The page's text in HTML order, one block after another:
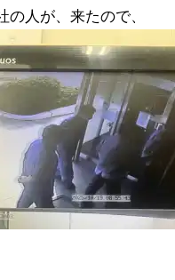
の人が、来たので、